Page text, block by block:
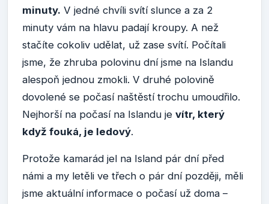
minuty. V jedné chvíli svítí slunce a za 2
minuty vám na hlavu padají kroupy. A než
stačíte cokoliv udělat, už zase svítí. Počítali
jsme, že zhruba polovinu dní jsme na Islandu
alespoň jednou zmokli. V druhé polovině
dovolené se počasí naštěstí trochu umoudřilo.
Nejhorší na počasí na Islandu je vítr, který
když fouká, je ledový.
Protože kamarád jel na Island pár dní před
námi a my letěli ve třech o pár dní později, měli
jsme aktuální informace o počasí už doma –